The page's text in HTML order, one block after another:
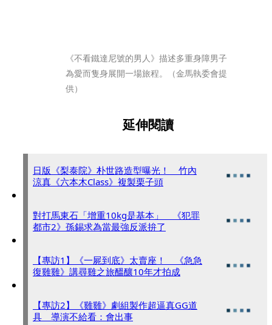
《不看鐵達尼號的男人》描述多重身障男子
為愛而隻身展開一場旅程。（金馬執委會提
供）
延伸閱讀
日版《梨泰院》朴世路造型曝光！ 竹內
涼真《六本木Class》複製栗子頭
對打馬東石「增重10kg是基本」 《犯罪
都市2》孫錫求為當最強反派拚了
【專訪1】《一屍到底》太賣座！ 《急急
復雞雞》講尋雞之旅醞釀10年才拍成
【專訪2】《雞雞》劇組製作超逼真GG道
具 導演不給看：會出事